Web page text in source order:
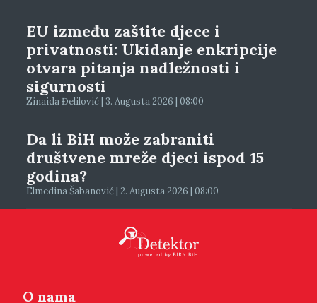
EU između zaštite djece i
privatnosti: Ukidanje enkripcije
otvara pitanja nadležnosti i
sigurnosti
Zinaida Đelilović | 3. Augusta 2026 | 08:00
Da li BiH može zabraniti
društvene mreže djeci ispod 15
godina?
Elmedina Šabanović | 2. Augusta 2026 | 08:00
O nama